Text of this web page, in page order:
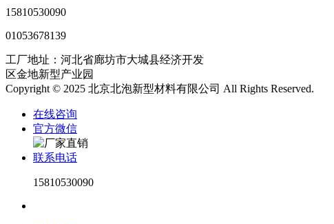
15810530090
01053678139
工厂地址：河北省廊坊市大城县经济开发
区金地新型产业园
Copyright © 2025 北京北泡新型材料有限公司 All Rights Reserved.
在线咨询
官方微信
联系电话
15810530090